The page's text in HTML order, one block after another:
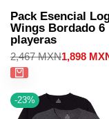
Pack Esencial
Wings Bordado 6
playeras
Precio
regular
2,467 MXNPrecio
1,898
-23%